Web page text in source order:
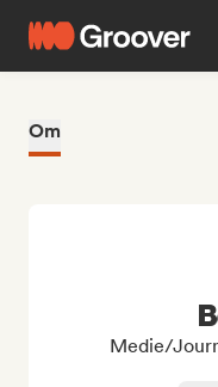
Om
Medie/